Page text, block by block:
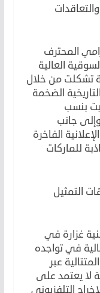
المحترف
العالية
تشكلت من خلال
الضخمة
بنسب
جانب
الفاخرة
للماركات
التمثيل
غزارة في
في تواجده
عبر
لا يعتمد على
التلفزيوني